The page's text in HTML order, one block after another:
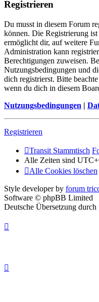
Registrieren
Du musst in diesem Forum
können. Die Registrierung
ermöglicht dir, auf weitere
Administration kann
Berechtigungen zuweisen.
Nutzungsbedingungen und
dich registrierst. Bitte
wenn du dich in diesem
Nutzungsbedingungen |
Registrieren
Transit Stammtisch
Alle Zeiten sind
Alle Cookies löschen
Style developer by forum
Software © phpBB Limited
Deutsche Übersetzung durch